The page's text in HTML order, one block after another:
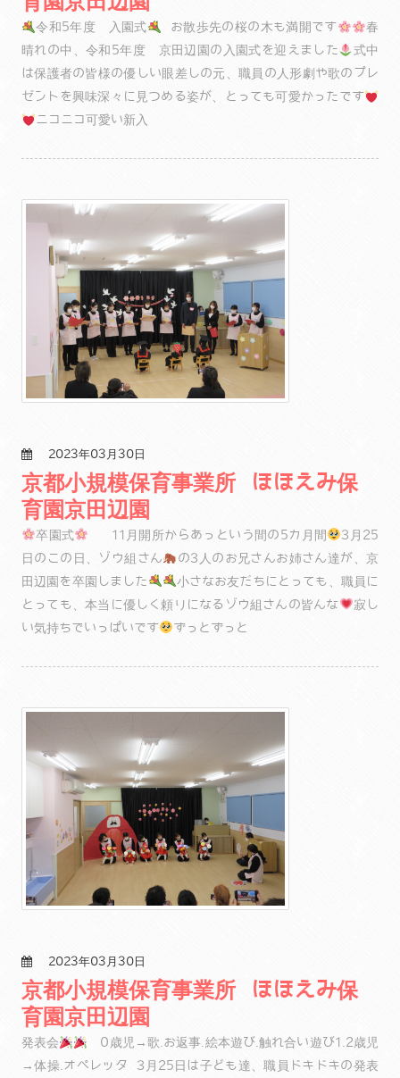
令和5年度 入園式 お散歩先の桜の木も満開です
春
晴れの中、令和5年度 京田辺園の入園式を迎えました
式中
は保護者の皆様の優しい眼差しの元、職員の人形劇や歌のプレ
ゼントを興味深々に見つめる姿が、とっても可愛かったです
ニコニコ可愛い新入
2023年03月30日
京都小規模保育事業所 ほほえみ保
育園京田辺園
卒園式 11月開所からあっという間の5カ月間
3月25
日のこの日、ゾウ組さん
の3人のお兄さんお姉さん達が、京
田辺園を卒園しました
小さなお友だちにとっても、職員に
とっても、本当に優しく頼りになるゾウ組さんの皆んな
寂し
い気持ちでいっぱいです
ずっとずっと
2023年03月30日
京都小規模保育事業所 ほほえみ保
育園京田辺園
発表会
0歳児→歌.お返事.絵本遊び.触れ合い遊び1.2歳児
→体操.オペレッタ 3月25日は子ども達、職員ドキドキの発表